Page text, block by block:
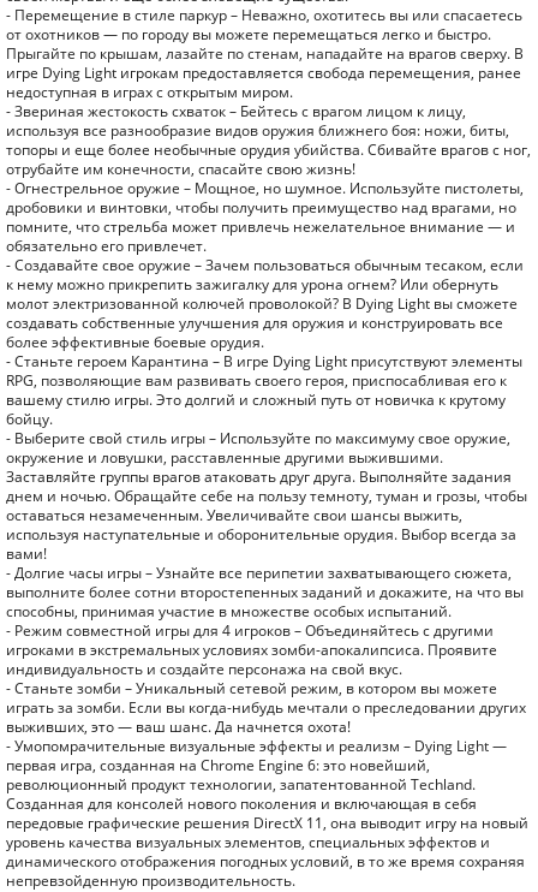
- Перемещение в стиле паркур – Неважно, охотитесь вы или спасаетесь
от охотников — по городу вы можете перемещаться легко и быстро.
Прыгайте по крышам, лазайте по стенам, нападайте на врагов сверху. В
игре Dying Light игрокам предоставляется свобода перемещения, ранее
недоступная в играх с открытым миром.
- Звериная жестокость схваток – Бейтесь с врагом лицом к лицу,
используя все разнообразие видов оружия ближнего боя: ножи, биты,
топоры и еще более необычные орудия убийства. Сбивайте врагов с ног,
отрубайте им конечности, спасайте свою жизнь!
- Огнестрельное оружие – Мощное, но шумное. Используйте пистолеты,
дробовики и винтовки, чтобы получить преимущество над врагами, но
помните, что стрельба может привлечь нежелательное внимание — и
обязательно его привлечет.
- Создавайте свое оружие – Зачем пользоваться обычным тесаком, если
к нему можно прикрепить зажигалку для урона огнем? Или обернуть
молот электризованной колючей проволокой? В Dying Light вы сможете
создавать собственные улучшения для оружия и конструировать все
более эффективные боевые орудия.
- Станьте героем Карантина – В игре Dying Light присутствуют элементы
RPG, позволяющие вам развивать своего героя, приспосабливая его к
вашему стилю игры. Это долгий и сложный путь от новичка к крутому
бойцу.
- Выберите свой стиль игры – Используйте по максимуму свое оружие,
окружение и ловушки, расставленные другими выжившими.
Заставляйте группы врагов атаковать друг друга. Выполняйте задания
днем и ночью. Обращайте себе на пользу темноту, туман и грозы, чтобы
оставаться незамеченным. Увеличивайте свои шансы выжить,
используя наступательные и оборонительные орудия. Выбор всегда за
вами!
- Долгие часы игры – Узнайте все перипетии захватывающего сюжета,
выполните более сотни второстепенных заданий и докажите, на что вы
способны, принимая участие в множестве особых испытаний.
- Режим совместной игры для 4 игроков – Объединяйтесь с другими
игроками в экстремальных условиях зомби-апокалипсиса. Проявите
индивидуальность и создайте персонажа на свой вкус.
- Станьте зомби – Уникальный сетевой режим, в котором вы можете
играть за зомби. Если вы когда-нибудь мечтали о преследовании других
выживших, это — ваш шанс. Да начнется охота!
- Умопомрачительные визуальные эффекты и реализм – Dying Light —
первая игра, созданная на Chrome Engine 6: это новейший,
революционный продукт технологии, запатентованной Techland.
Созданная для консолей нового поколения и включающая в себя
передовые графические решения DirectX 11, она выводит игру на новый
уровень качества визуальных элементов, специальных эффектов и
динамического отображения погодных условий, в то же время сохраняя
непревзойденную производительность.